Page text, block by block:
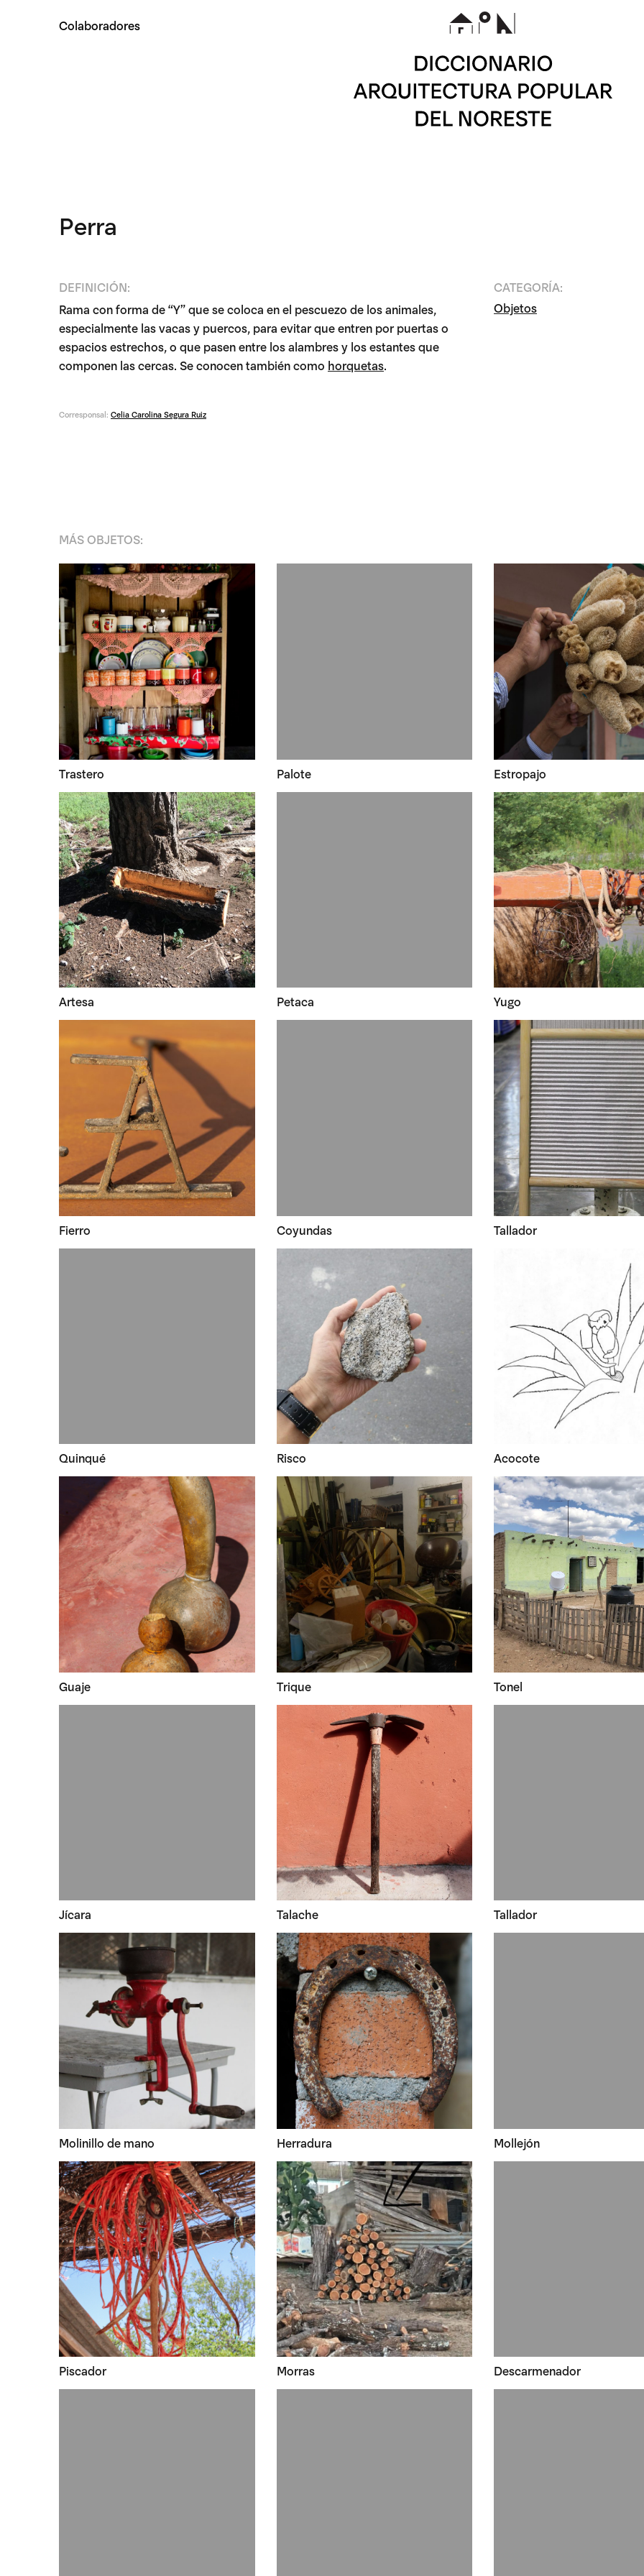
Colaboradores
Perra
DEFINICIÓN:
Rama con forma de “Y” que se coloca en el pescuezo de los animales,
especialmente las vacas y puercos, para evitar que entren por puertas o
espacios estrechos, o que pasen entre los alambres y los estantes que
componen las cercas. Se conocen también como horquetas.
CATEGORÍA:
Objetos
Corresponsal: Celia Carolina Segura Ruiz
MÁSOBJETOS:
Trastero Palote Estropajo
Artesa Petaca Yugo
Fierro Coyundas Tallador
Quinqué Risco Acocote
Guaje Trique Tonel
Jícara Talache Tallador
Molinillo de mano Herradura Mollejón
Piscador Morras Descarmenador